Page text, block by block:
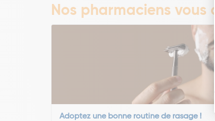
Nos pharmaciens vous
Adoptez une bonne routine de rasage !